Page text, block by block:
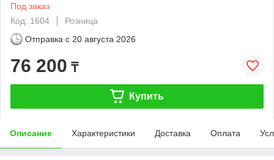
Под заказ
Код: 1604
Розница
Отправка с 20 августа 2026
76 200 ₸
Купить
Описание Характеристики Доставка Оплата